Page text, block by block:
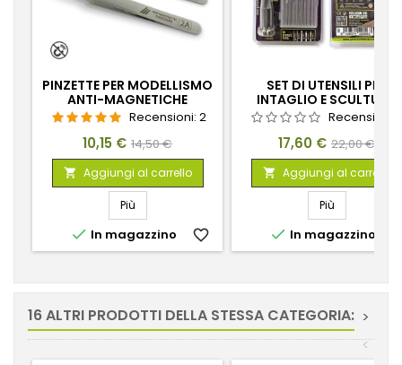
PINZETTE PER MODELLISMO
ANTI-MAGNETICHE
Recensioni: 2
Prezzo
10,15 € Prezzo
base
14,50 €
 Aggiungi al carrello
Più
 In magazzino favorite_border
SET DI UTENSILI PER
INTAGLIO E SCULTURA
Recensioni:
Prezzo
17,60 € Prezzo
base
22,00 €
 Aggiungi al carrello
Più
 In magazzino
16 ALTRI PRODOTTI DELLA STESSA CATEGORIA: >
<